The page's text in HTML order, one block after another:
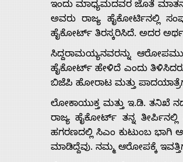
Contact
ಇಂದು ಮಾಧ್ಯಮದವರ ಜೊತೆ
ಅವರು ರಾಜ್ಯ ಹೈಕೋರ್ಟಿನಲ್ಲಿ
ಹೈಕೋರ್ಟ್ ತಿರಸ್ಕರಿಸಿದೆ. ಅದರ
ಸಿದ್ದರಾಮಯ್ಯನವರನ್ನು
ಹೈಕೋರ್ಟ್ ಹೇಳಿದೆ ಎಂದು
ಬಿಜೆಪಿ ಹೋರಾಟ ಮತ್ತು
ಲೋಕಾಯುಕ್ತ ಮತ್ತು ಇ.ಡಿ. ತನಿಖೆ
ರಾಜ್ಯ ಹೈಕೋರ್ಟ್ ತನ್ನ
ಹಗರಣದಲ್ಲಿ ಸಿಎಂ ಕುಟುಂಬ ಭಾಗಿ
ಮಾಡಿದ್ದೆವು. ನಮ್ಮ ಆರೋಪಕ್ಕೆ